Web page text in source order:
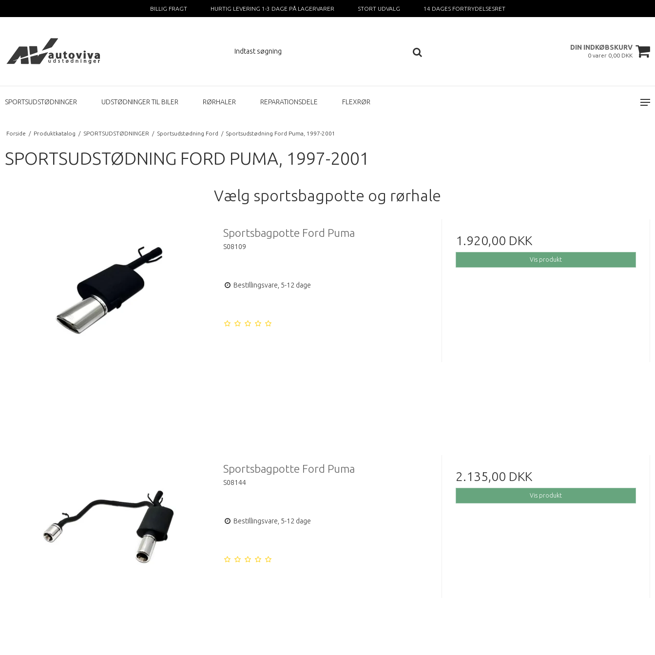
BILLIG FRAGT HURTIG LEVERING 1-3 DAGE PÅ LAGERVARER STORT UDVALG 14 DAGES FORTRYDELSESRET
DIN INDKØBSKURV
0 varer 0,00 DKK
SPORTSUDSTØDNINGER UDSTØDNINGER TIL BILER RØRHALER REPARATIONSDELE FLEXRØR
Forside / Produktkatalog / SPORTSUDSTØDNINGER / Sportsudstødning Ford / Sportsudstødning Ford Puma, 1997-2001
SPORTSUDSTØDNING FORD PUMA, 1997-2001
Vælg sportsbagpotte og rørhale
Sportsbagpotte Ford Puma
S08109
Bestillingsvare, 5-12 dage
1.920,00 DKK
Vis produkt
Sportsbagpotte Ford Puma
S08144
Bestillingsvare, 5-12 dage
2.135,00 DKK
Vis produkt